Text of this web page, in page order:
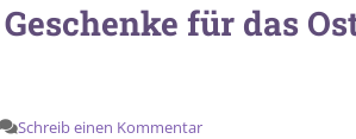
für das
Schreib einen Kommentar